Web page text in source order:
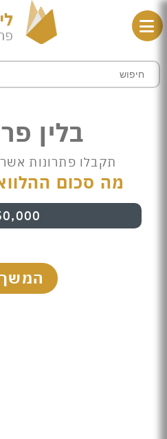
בלין
תקבלו פתרונות
מה סכום
המשך